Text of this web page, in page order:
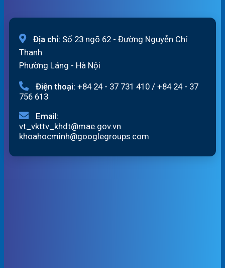
Địa chỉ: Số 23 ngõ 62 - Đường Nguyễn Chí
Thanh
Phường Láng - Hà Nội
Điện thoại: +84 24 - 37 731 410 / +84 24 - 37
756 613
Email:
vt_vkttv_khdt@mae.gov.vn
khoahocminh@googlegroups.com